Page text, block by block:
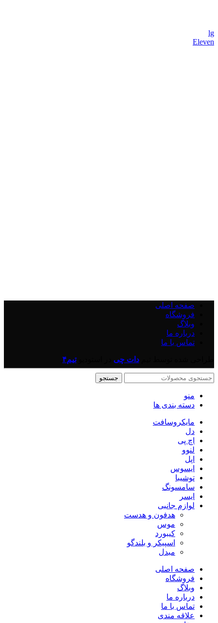
lg
Eleven
صفحه اصلی
فروشگاه
وبلاگ
درباره ما
تماس با ما
دات چی استودیوتیم۴
جستجو
منو
دسته بندی ها
مایکروسافت
دل
اچ پی
لنوو
اپل
ایسوس
توشیبا
سامسونگ
ایسر
لوازم جانبی
هدفون و هدست
موس
کیبورد
اسپیکر و بلندگو
مبدل
صفحه اصلی
فروشگاه
وبلاگ
درباره ما
تماس با ما
علاقه مندی